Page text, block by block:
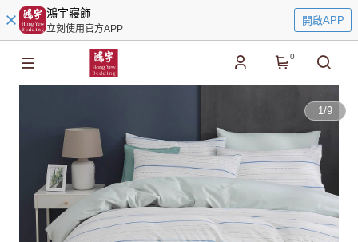
鴻宇寢飾
立刻使用官方APP
開啟APP
0
1/9